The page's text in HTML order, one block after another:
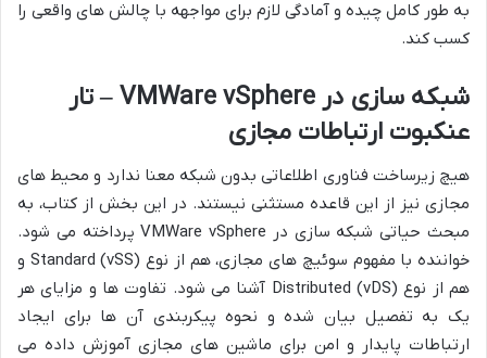
به طور کامل چیده و آمادگی لازم برای مواجهه با چالش های واقعی را
کسب کند.
شبکه سازی در VMWare vSphere – تار
عنکبوت ارتباطات مجازی
هیچ زیرساخت فناوری اطلاعاتی بدون شبکه معنا ندارد و محیط های
مجازی نیز از این قاعده مستثنی نیستند. در این بخش از کتاب، به
مبحث حیاتی شبکه سازی در VMWare vSphere پرداخته می شود.
خواننده با مفهوم سوئیچ های مجازی، هم از نوع Standard (vSS) و
هم از نوع Distributed (vDS) آشنا می شود. تفاوت ها و مزایای هر
یک به تفصیل بیان شده و نحوه پیکربندی آن ها برای ایجاد
ارتباطات پایدار و امن برای ماشین های مجازی آموزش داده می